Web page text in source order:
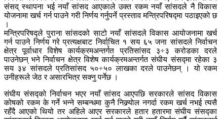
संसद् स्थापना भई नयाँ सांसद आएकाले उक्त रकम नयाँ सांसदले नै विकास
योजनामा खर्च गर्न पाउने गरी निर्णय गर्नुपर्ने प्रस्ताव मन्त्रिपरिषद्मा पठाइएको छ
।
मन्त्रिपरिषद्ले पुराना सांसदको साटो नयाँ सांसदले विकास आयोजनामा खर्च
गर्न पाउने निर्णय गरे प्रत्यक्षबाट निर्वा्चित १ सय ६५ जना सांसदले निर्वाचन
क्षेत्र पूर्वाधार विशेष कार्यक्रमअन्तर्गत प्रतिसांसद ३÷३ करोडका दरले
पाउनेछन् भने निर्वाचन क्षेत्र विशेष कार्यक्रमअन्तर्गत संघीय संसद्मा रहेका ३
सय ३४ सांसदले प्रतिसांसद ५०÷५० लाखका दरले पाउनेछन् । यो रकम
उनीहरूले जेठ र असारभित्र सक्नु पर्नेछ ।
संघीय संसद्को निर्वाचन भएर नयाँ सांसद आएपछि सरकारले सांसद विकास
कोषको रकम के गर्ने भन्ने सम्बन्धमा कुनै निक्र्याेल नगर्दा रकम खर्च नभई त्यसै
रहँदै आएको थियो तर अहिले आएर सरकारले हतार हतारमा संघीय संसद्का